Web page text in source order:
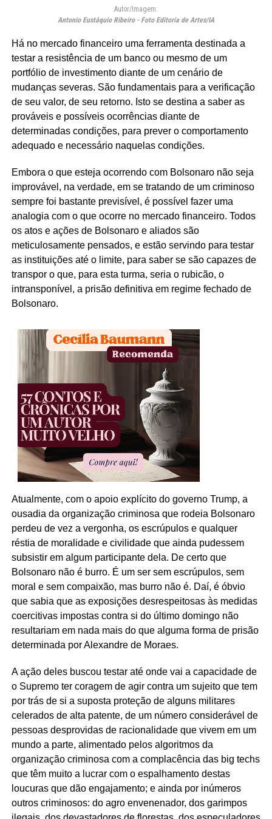
Autor/Imagem:
Antonio Eustáquio Ribeiro - Foto Editoria de Artes/IA
Há no mercado financeiro uma ferramenta destinada a
testar a resistência de um banco ou mesmo de um
portfólio de investimento diante de um cenário de
mudanças severas. São fundamentais para a verificação
de seu valor, de seu retorno. Isto se destina a saber as
prováveis e possíveis ocorrências diante de
determinadas condições, para prever o comportamento
adequado e necessário naquelas condições.
Embora o que esteja ocorrendo com Bolsonaro não seja
improvável, na verdade, em se tratando de um criminoso
sempre foi bastante previsível, é possível fazer uma
analogia com o que ocorre no mercado financeiro. Todos
os atos e ações de Bolsonaro e aliados são
meticulosamente pensados, e estão servindo para testar
as instituições até o limite, para saber se são capazes de
transpor o que, para esta turma, seria o rubicão, o
intransponível, a prisão definitiva em regime fechado de
Bolsonaro.
Atualmente, com o apoio explícito do governo Trump, a
ousadia da organização criminosa que rodeia Bolsonaro
perdeu de vez a vergonha, os escrúpulos e qualquer
réstia de moralidade e civilidade que ainda pudessem
subsistir em algum participante dela. De certo que
Bolsonaro não é burro. É um ser sem escrúpulos, sem
moral e sem compaixão, mas burro não é. Daí, é óbvio
que sabia que as exposições desrespeitosas às medidas
coercitivas impostas contra si do último domingo não
resultariam em nada mais do que alguma forma de prisão
determinada por Alexandre de Moraes.
A ação deles buscou testar até onde vai a capacidade de
o Supremo ter coragem de agir contra um sujeito que tem
por trás de si a suposta proteção de alguns militares
celerados de alta patente, de um número considerável de
pessoas desprovidas de racionalidade que vivem em um
mundo a parte, alimentado pelos algoritmos da
organização criminosa com a complacência das big techs
que têm muito a lucrar com o espalhamento destas
loucuras que dão engajamento; e ainda por inúmeros
outros criminosos: do agro envenenador, dos garimpos